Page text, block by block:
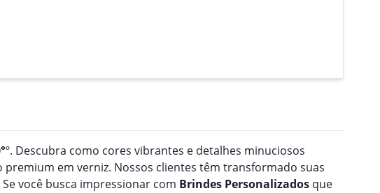
º. Descubra como cores vibrantes e detalhes minuciosos
em verniz. Nossos clientes têm transformado suas
você busca impressionar com Brindes Personalizados que